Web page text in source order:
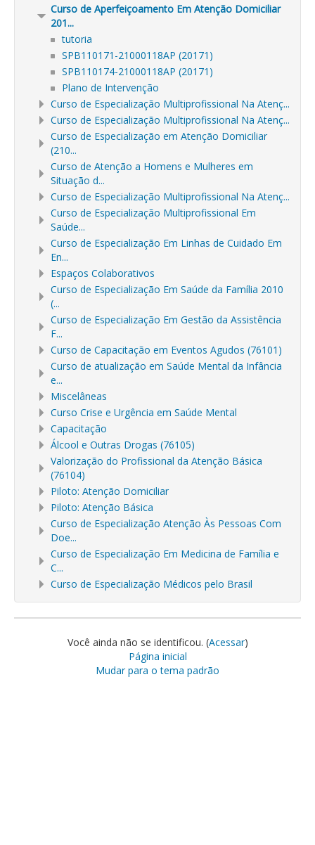
Curso de Aperfeiçoamento Em Atenção Domiciliar
201...
tutoria
SPB110171-21000118AP (20171)
SPB110174-21000118AP (20171)
Plano de Intervenção
Curso de Especialização Multiprofissional Na Atenç...
Curso de Especialização Multiprofissional Na Atenç...
Curso de Especialização em Atenção Domiciliar
(210...
Curso de Atenção a Homens e Mulheres em
Situação d...
Curso de Especialização Multiprofissional Na Atenç...
Curso de Especialização Multiprofissional Em
Saúde...
Curso de Especialização Em Linhas de Cuidado Em
En...
Espaços Colaborativos
Curso de Especialização Em Saúde da Família 2010
(...
Curso de Especialização Em Gestão da Assistência
F...
Curso de Capacitação em Eventos Agudos (76101)
Curso de atualização em Saúde Mental da Infância
e...
Miscelâneas
Curso Crise e Urgência em Saúde Mental
Capacitação
Álcool e Outras Drogas (76105)
Valorização do Profissional da Atenção Básica
(76104)
Piloto: Atenção Domiciliar
Piloto: Atenção Básica
Curso de Especialização Atenção Às Pessoas Com
Doe...
Curso de Especialização Em Medicina de Família e
C...
Curso de Especialização Médicos pelo Brasil
Você ainda não se identificou. (Acessar)
Página inicial
Mudar para o tema padrão